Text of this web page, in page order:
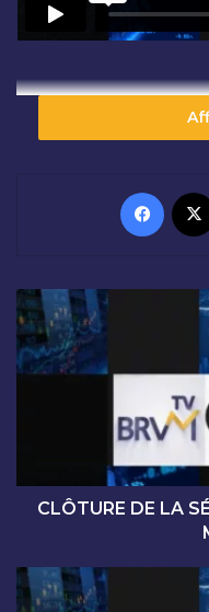
C
L
Ô
T
E
É
A
CLÔTURE DE LA
C
L